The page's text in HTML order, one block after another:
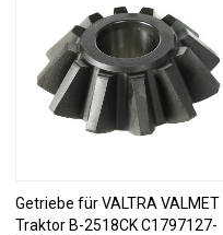
Getriebe für VALTRA VALMET
Traktor B-2518CK C1797127-